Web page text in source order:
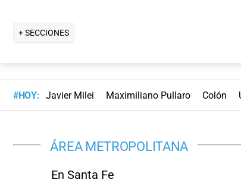
+ SECCIONES
#HOY: Javier Milei Maximiliano Pullaro Colón
ÁREA METROPOLITANA
En Santa Fe